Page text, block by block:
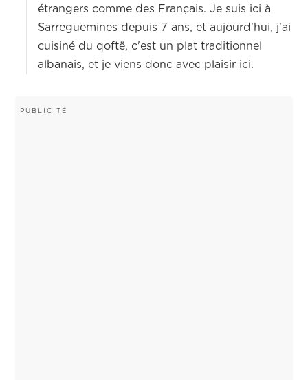
étrangers comme des Français. Je suis ici à
Sarreguemines depuis 7 ans, et aujourd'hui, j'ai
cuisiné du qoftë, c'est un plat traditionnel
albanais, et je viens donc avec plaisir ici.